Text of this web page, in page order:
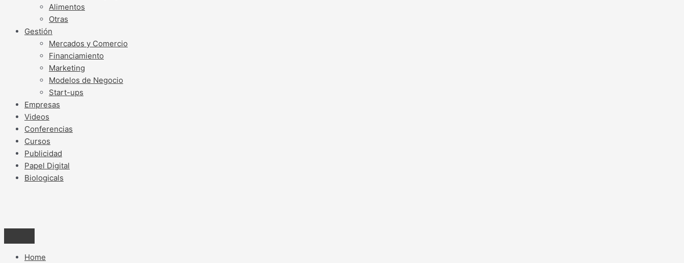
Alimentos
Otras
Gestión
Mercados y Comercio
Financiamiento
Marketing
Modelos de Negocio
Start-ups
Empresas
Videos
Conferencias
Cursos
Publicidad
Papel Digital
Biologicals
Home